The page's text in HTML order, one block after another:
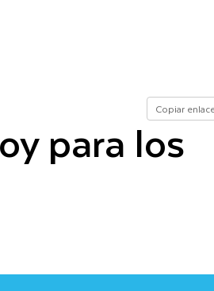
Copiar
Abrir en
para los